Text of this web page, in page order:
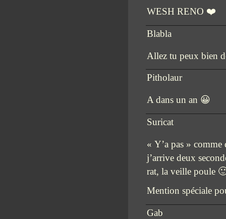
WESH RENO ❤️
Blabla
Allez tu peux bien
Pitholaur
A dans un an 😀
Suricat
« Y’a pas »
j’arrive deux
rat, la veille poule
Mention spéciale
Gab